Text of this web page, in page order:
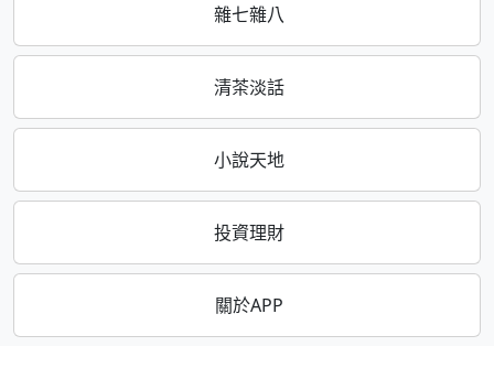
雜七雜八
清茶淡話
小說天地
投資理財
關於APP